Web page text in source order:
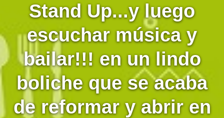
Stand Up...y luego
escuchar música y
bailar!!! en un lindo
boliche que se acaba
de reformar y abrir en